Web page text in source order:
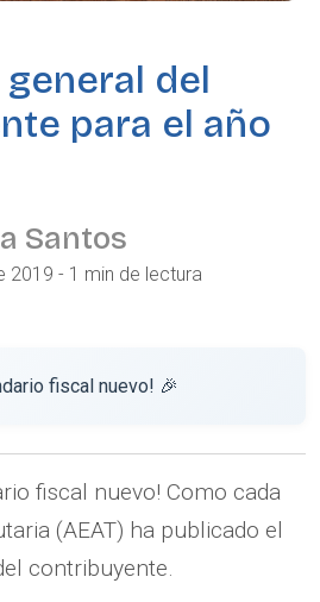
del
para el año
Santos
2019 - 1 min de lectura
fiscal nuevo! 🎉
fiscal nuevo! Como cada
(AEAT) ha publicado el
contribuyente.